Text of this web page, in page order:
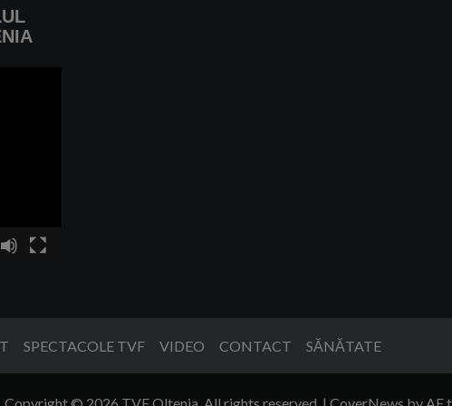
SPECTACOLE TVF VIDEO CONTACT SĂNĂTATE